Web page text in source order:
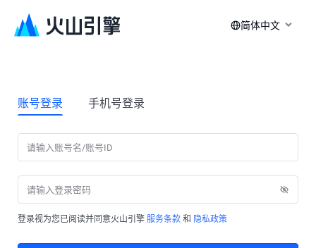
简体中文
账号登录 手机号登录
登录视为您已阅读并同意火山引擎 服务条款 和 隐私政策